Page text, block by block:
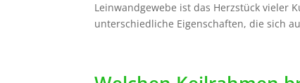
Leinwandgewebe ist das Herzstück vieler
unterschiedliche Eigenschaften, die sich